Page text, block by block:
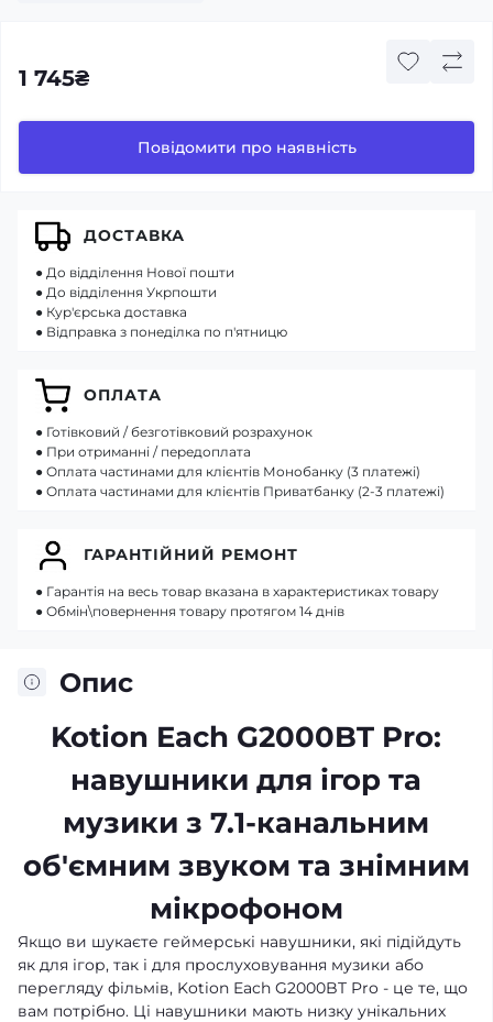
1 745₴
Повідомити про наявність
Опис
Kotion Each G2000BT Pro:
навушники для ігор та
музики з 7.1-канальним
об'ємним звуком та знімним
мікрофоном
Якщо ви шукаєте геймерські навушники, які підійдуть
як для ігор, так і для прослуховування музики або
перегляду фільмів, Kotion Each G2000BT Pro - це те, що
вам потрібно. Ці навушники мають низку унікальних
ДОСТАВКА
● До відділення Нової пошти
● До відділення Укрпошти
● Кур'єрська доставка
● Відправка з понеділка по п'ятницю
ОПЛАТА
● Готівковий / безготівковий розрахунок
● При отриманні / передоплата
● Оплата частинами для клієнтів Монобанку (3 платежі)
● Оплата частинами для клієнтів Приватбанку (2-3 платежі)
ГАРАНТІЙНИЙ РЕМОНТ
● Гарантія на весь товар вказана в характеристиках товару
● Обмін\повернення товару протягом 14 днів